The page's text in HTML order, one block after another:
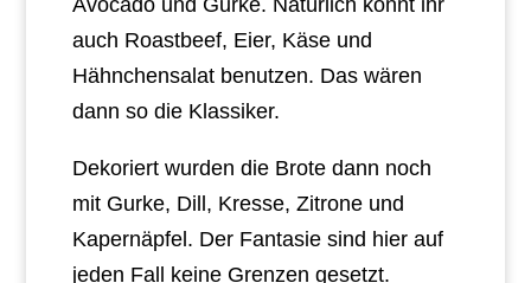
auch Roastbeef, Eier, Käse und
Hähnchensalat benutzen. Das wären
dann so die Klassiker.
Dekoriert wurden die Brote dann noch
mit Gurke, Dill, Kresse, Zitrone und
Kapernäpfel. Der Fantasie sind hier auf
jeden Fall keine Grenzen gesetzt.